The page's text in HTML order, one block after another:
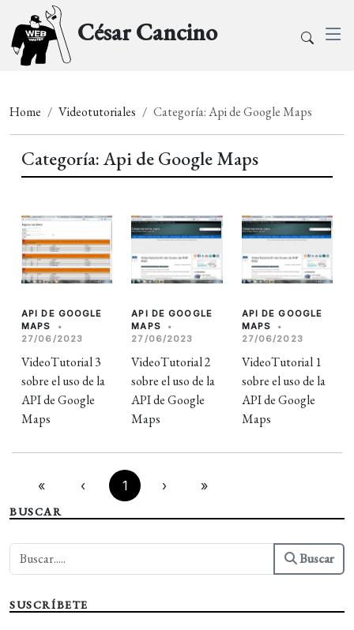
César Cancino
Home Videotutoriales Categoría: Api de Google Maps
Categoría: Api de Google Maps
API DE GOOGLE
MAPS
•
27/06/2023
VideoTutorial 3
sobre el uso de la
API de Google
Maps
API DE GOOGLE
MAPS
•
27/06/2023
VideoTutorial 2
sobre el uso de la
API de Google
Maps
API DE GOOGLE
MAPS
•
27/06/2023
VideoTutorial 1
sobre el uso de la
API de Google
Maps
« ‹ 1 › »
BUSCAR
Buscar
SUSCRÍBETE